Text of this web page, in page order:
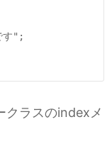
クラスのindexメ